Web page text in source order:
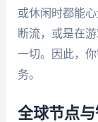
或休闲时都能
断流，或是在
一切。因此，
务。
全球节点